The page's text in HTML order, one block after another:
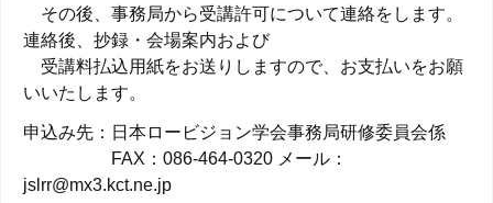
その後、事務局から受講許可について連絡をします。
連絡後、抄録・会場案内および
受講料払込用紙をお送りしますので、お支払いをお願
いいたします。
申込み先：日本ロービジョン学会事務局研修委員会係
FAX：086-464-0320 メール：
jslrr@mx3.kct.ne.jp